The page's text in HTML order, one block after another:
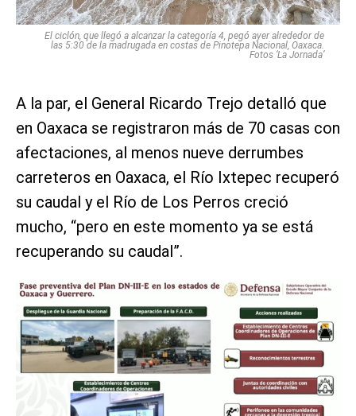
El ciclón, que llegó a alcanzar la categoría 4, pegó ayer alrededor de
las 5:30 de la madrugada en costas de Pinotepa Nacional, Oaxaca.
Fotos ‘La Jornada’
A la par, el General Ricardo Trejo detalló que
en Oaxaca se registraron más de 70 casas con
afectaciones, al menos nueve derrumbes
carreteros en Oaxaca, el Río Ixtepec recuperó
su caudal y el Río de Los Perros creció
mucho, “pero en este momento ya se está
recuperando su caudal”.